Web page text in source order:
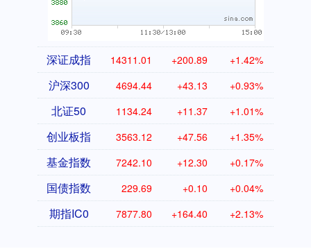
深证成指 14311.01 +200.89 +1.42%
沪深300 4694.44 +43.13 +0.93%
北证50 1134.24 +11.37 +1.01%
创业板指 3563.12 +47.56 +1.35%
基金指数 7242.10 +12.30 +0.17%
国债指数 229.69 +0.10 +0.04%
期指IC0 7877.80 +164.40 +2.13%